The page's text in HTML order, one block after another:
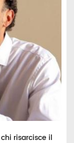
risarcisce il